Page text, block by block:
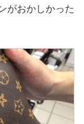
がおかしかった